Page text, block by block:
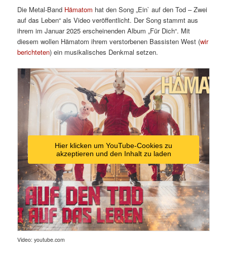
Die Metal-Band Hämatom hat den Song „Ein` auf den Tod – Zwei
auf das Leben“ als Video veröffentlicht. Der Song stammt aus
ihrem im Januar 2025 erscheinenden Album „Für Dich“. Mit
diesem wollen Hämatom ihrem verstorbenen Bassisten West (wir
berichteten) ein musikalisches Denkmal setzen.
Hier klicken um YouTube-Cookies zu
akzeptieren und den Inhalt zu laden
Video: youtube.com